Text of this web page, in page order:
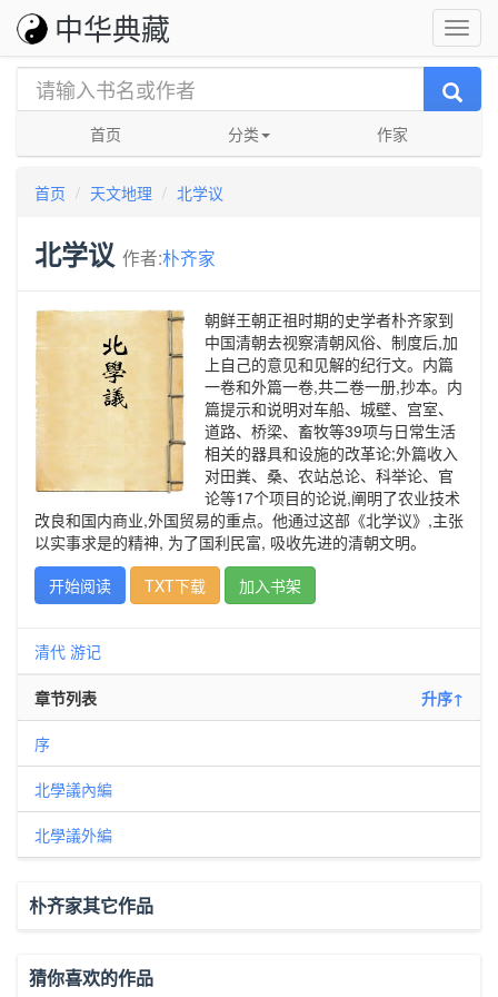
中华典藏
首页 分类 作家
首页 天文地理 北学议
北学议 作者:朴齐家
朝鲜王朝正祖时期的史学者朴齐家到
中国清朝去视察清朝风俗、制度后,加
上自己的意见和见解的纪行文。内篇
一卷和外篇一卷,共二卷一册,抄本。内
篇提示和说明对车船、城壁、宫室、
道路、桥梁、畜牧等39项与日常生活
相关的器具和设施的改革论;外篇收入
对田粪、桑、农站总论、科举论、官
论等17个项目的论说,阐明了农业技术
改良和国内商业,外国贸易的重点。他通过这部《北学议》,主张
以实事求是的精神, 为了国利民富, 吸收先进的清朝文明。
开始阅读
TXT下载 加入书架
清代 游记
章节列表 升序↑
序
北學議內編
北學議外編
朴齐家其它作品
猜你喜欢的作品